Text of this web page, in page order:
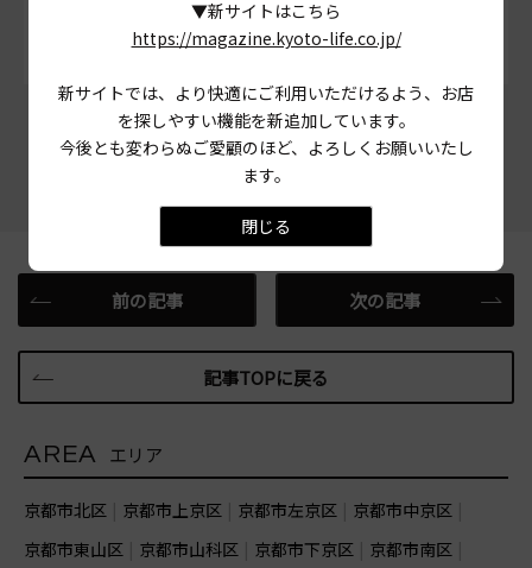
この記事をシェアする
前の記事
記事TOPに戻る
次の記事
AREA エリア
京都市北区 京都市上京区 京都市左京区
京都市中京区
京都市東山区
京都市山科区 京都市下京区
京都市南区
▼新サイトはこちら
https://magazine.kyoto-life.co.jp/
新サイトでは、より快適にご利用いただけるよう、お店
を探しやすい機能を新追加しています。
今後とも変わらぬご愛顧のほど、よろしくお願いいたし
ます。
閉じる